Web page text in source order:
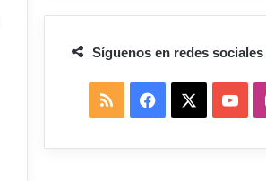
Síguenos en redes sociales